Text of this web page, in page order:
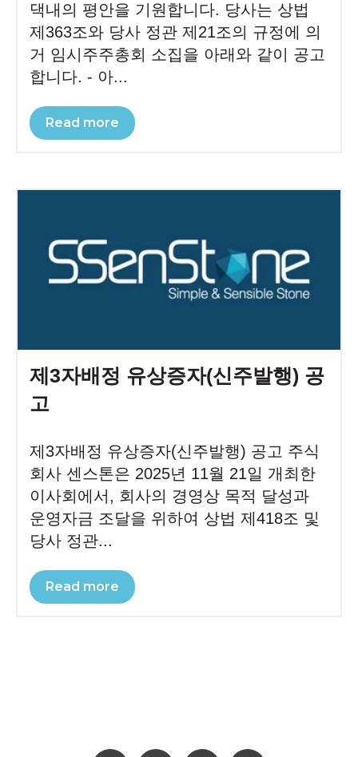
댁내의 평안을 기원합니다. 당사는 상법
제363조와 당사 정관 제21조의 규정에 의
거 임시주주총회 소집을 아래와 같이 공고
합니다. - 아...
Read more
제3자배정 유상증자(신주발행) 공
고
제3자배정 유상증자(신주발행) 공고 주식
회사 센스톤은 2025년 11월 21일 개최한
이사회에서, 회사의 경영상 목적 달성과
운영자금 조달을 위하여 상법 제418조 및
당사 정관...
Read more